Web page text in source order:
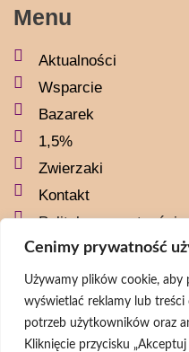
Cenimy prywatność
Używamy plików cookie, aby
wyświetlać reklamy lub
potrzeb użytkowników oraz
Kliknięcie przycisku
Menu
Aktualności
Wsparcie
Bazarek
1,5%
Zwierzaki
Kontakt
Polityka prywatności
naszaszkapaorg
naszaszkapa